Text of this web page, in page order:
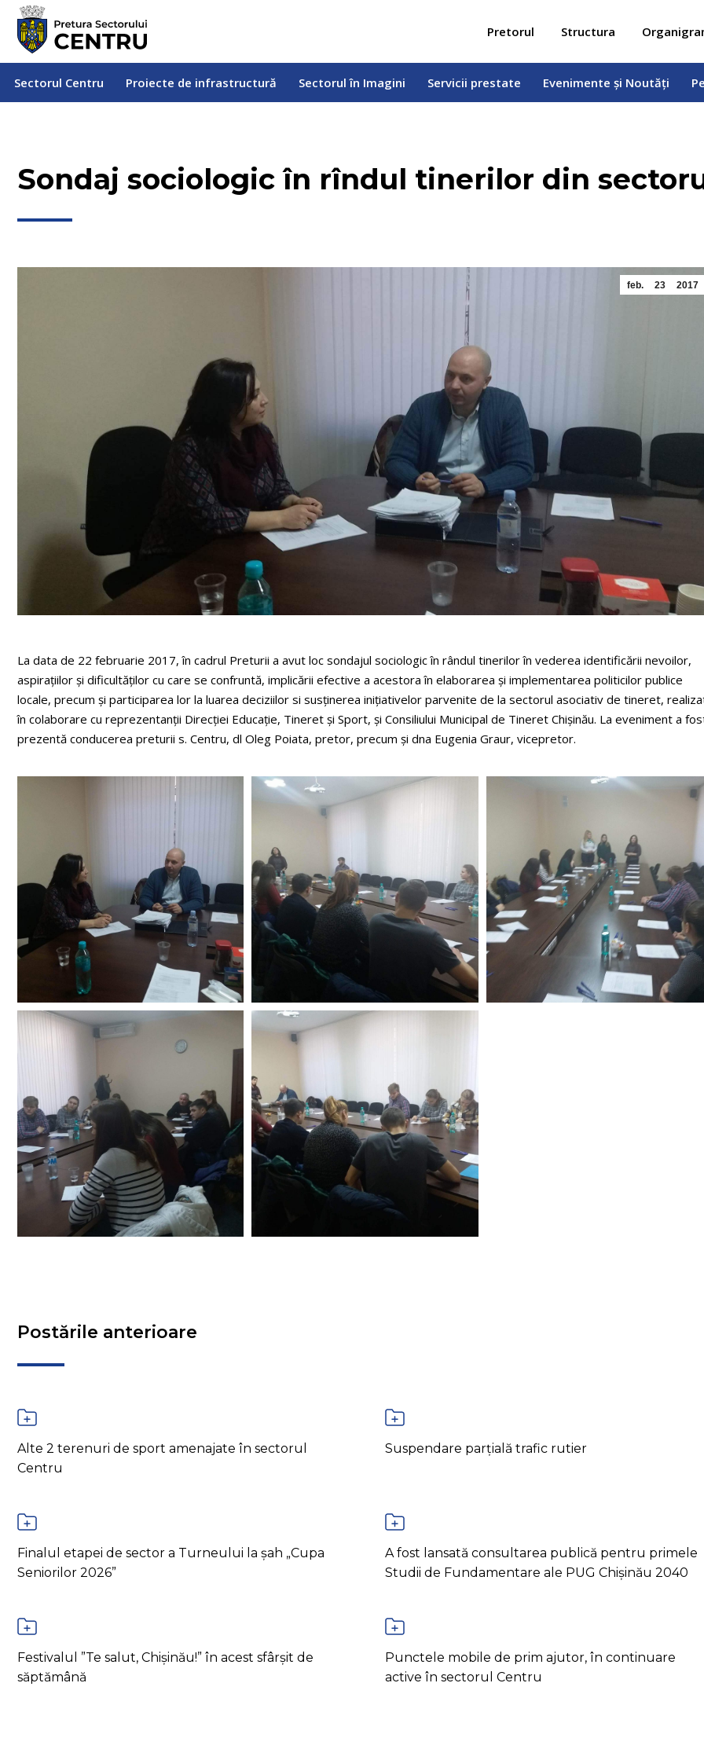
Pretorul Structura
Sectorul Centru Proiecte de infrastructură Sectorul în Imagini Servicii prestate Evenimente și Noutăți
Sondaj sociologic în rîndul tinerilor din
feb. 23 2017
La data de 22 februarie 2017, în cadrul Preturii a avut loc sondajul sociologic în rândul tinerilor în vederea identificării nevoilor,
aspirațiilor și dificultăților cu care se confruntă, implicării efective a acestora în elaborarea și implementarea politicilor publice
locale, precum și participarea lor la luarea deciziilor si susţinerea iniţiativelor parvenite de la sectorul asociativ de tineret,
în colaborare cu reprezentanții Direcției Educație, Tineret și Sport, și Consiliului Municipal de Tineret Chişinău. La eveniment a
prezentă conducerea preturii s. Centru, dl Oleg Poiata, pretor, precum şi dna Eugenia Graur, vicepretor.
Postările anterioare
Alte 2 terenuri de sport amenajate în sectorul
Centru
Suspendare parțială trafic rutier
Finalul etapei de sector a Turneului la șah „Cupa
Seniorilor 2026”
A fost lansată consultarea publică pentru primele
Studii de Fundamentare ale PUG Chișinău 2040
Festivalul ”Te salut, Chișinău!” în acest sfârșit de
săptămână
Punctele mobile de prim ajutor, în continuare
active în sectorul Centru
Sectorul Centru Proiecte de infrastructură Servicii prestate Evenimente și Noutăți